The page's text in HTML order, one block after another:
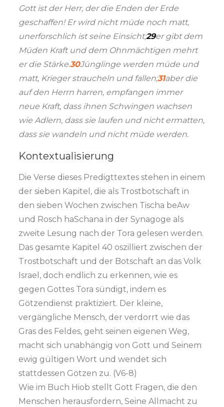
Gott ist der Herr, der die Enden der Erde
geschaffen! Er wird nicht müde noch matt,
unerforschlich ist seine Einsicht;29er gibt dem
Müden Kraft und dem Ohnmächtigen mehrt
er die Stärke.30Jünglinge werden müde und
matt, Krieger straucheln und fallen;31aber die
auf den Herrn harren, empfangen immer
neue Kraft, dass ihnen Schwingen wachsen
wie Adlern, dass sie laufen und nicht ermatten,
dass sie wandeln und nicht müde werden.
Kontextualisierung
Die Verse dieses Predigttextes stehen in einem
der sieben Kapitel, die als Trostbotschaft in
den sieben Wochen zwischen Tischa beAw
und Rosch haSchana in der Synagoge als
zweite Lesung nach der Tora gelesen werden.
Das gesamte Kapitel 40 oszilliert zwischen der
Trostbotschaft und der Botschaft an das Volk
Israel, doch endlich zu erkennen, wie es
gegen Gottes Tora sündigt, indem es
Götzendienst praktiziert. Der kleine,
vergängliche Mensch, der verdorrt wie das
Gras des Feldes, geht seinen eigenen Weg,
macht sich unabhängig von Gott und Seinem
ewig gültigen Wort und wendet sich
stattdessen Götzen zu. (V6-8)
Wie im Buch Hiob stellt Gott Fragen, die den
Menschen herausfordern, Seine Allmacht zu